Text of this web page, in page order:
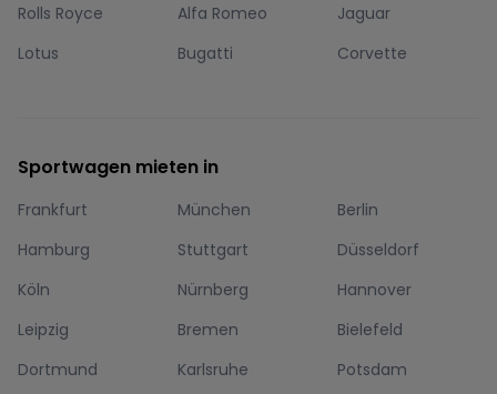
Rolls Royce
Alfa Romeo
Jaguar
Lotus
Bugatti Corvette
Sportwagen mieten in
Frankfurt München
Berlin
Hamburg
Stuttgart
Düsseldorf
Köln
Nürnberg
Hannover
Leipzig
Bremen
Bielefeld
Dortmund
Karlsruhe
Potsdam